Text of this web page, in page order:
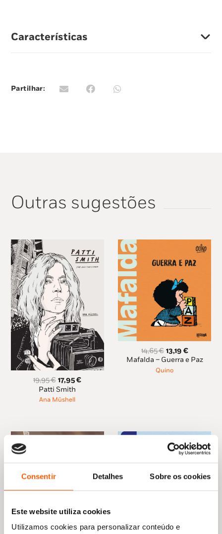
Consentir Detalhes Sobre os cookies
Este website utiliza cookies
Utilizamos cookies para personalizar conteúdo e
A última a crescer sem internet.
saudades (ou alívio) e para os pais mostrarem
aos filhos «como é que era dantes».
Características
Partilhar:
Outras sugestões
19,95€ O
preço
original
17,95€O
Patti Smith
Ana Müshell
14,65€ O
preço
original
13,19 €O
preço
Mafalda – Guerra e Paz
Quino